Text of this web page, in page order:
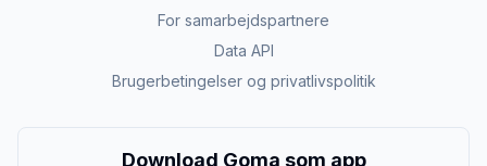
For samarbejdspartnere
Data API
Brugerbetingelser og privatlivspolitik
Download Goma som app